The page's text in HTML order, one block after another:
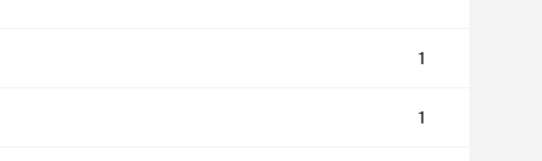
1
1